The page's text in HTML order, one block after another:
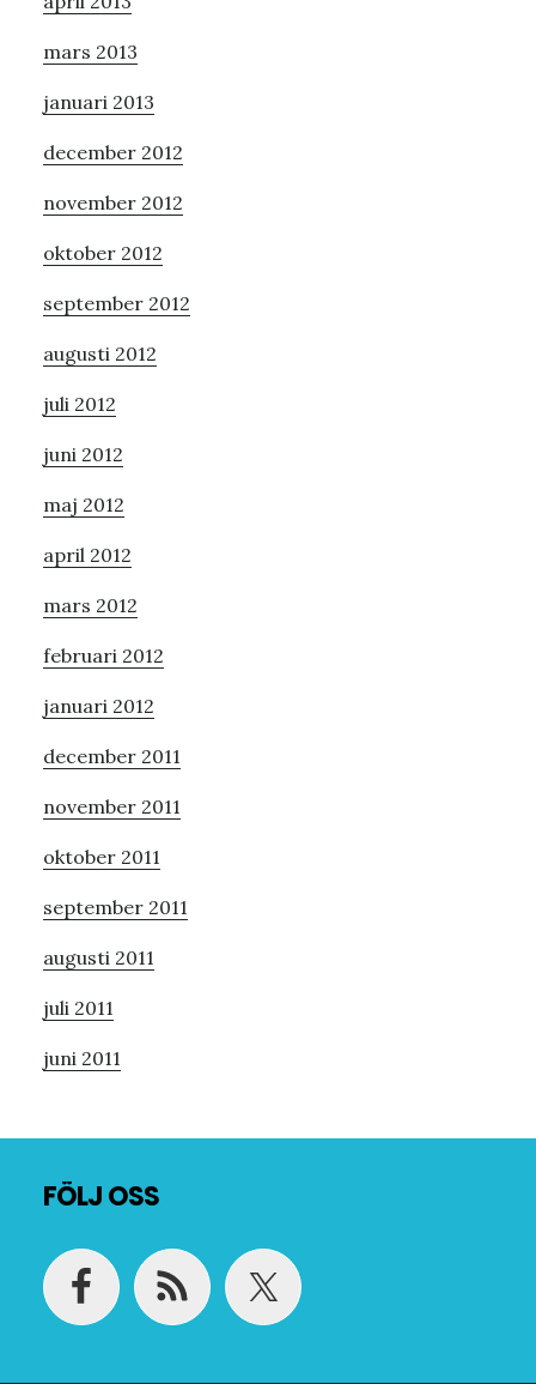
mars 2013
januari 2013
december 2012
november 2012
oktober 2012
september 2012
augusti 2012
juli 2012
juni 2012
maj 2012
april 2012
mars 2012
februari 2012
januari 2012
december 2011
november 2011
oktober 2011
september 2011
augusti 2011
juli 2011
juni 2011
FÖLJ OSS